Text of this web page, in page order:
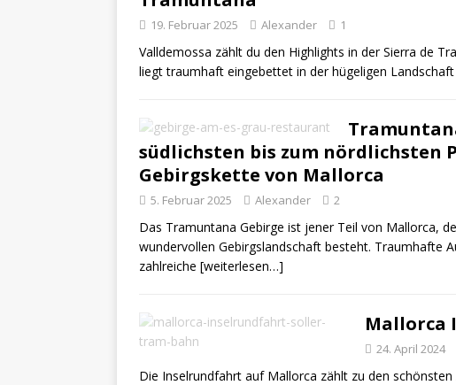
19. Februar 2025 Alexander 1
Valldemossa zählt du den Highlights in der Sierra de
liegt traumhaft eingebettet in der hügeligen
südlichsten bis zum nördlichsten
Gebirgskette von Mallorca
5. Februar 2025 Alexander 2
Das Tramuntana Gebirge ist jener Teil von Mallorca,
wundervollen Gebirgslandschaft besteht. Traumhafte
zahlreiche [weiterlesen…]
Mallorca
24. April 2024
Die Inselrundfahrt auf Mallorca zählt zu den